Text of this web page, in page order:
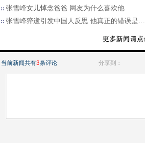
张雪峰女儿悼念爸爸 网友为什么喜欢他
张雪峰猝逝引发中国人反思 他真正的错误是…
当前新闻共有3条评论 分享到：